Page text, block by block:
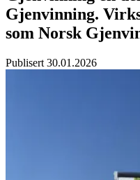
Gjenvinning.
som Norsk
Publisert 30.01.2026